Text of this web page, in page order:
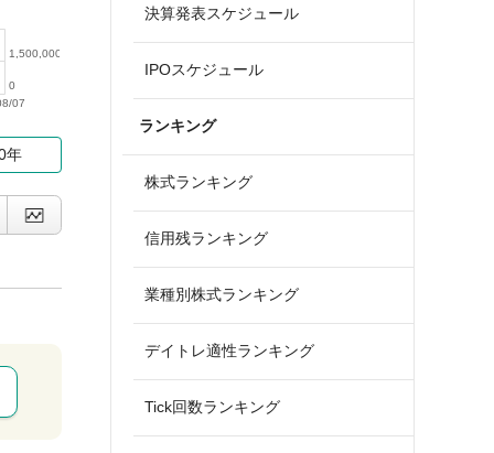
07
0
1,500,000
年
決算発表スケジュール
IPOスケジュール
ランキング
株式ランキング
信用残ランキング
業種別株式ランキング
デイトレ適性ランキング
Tick回数ランキング